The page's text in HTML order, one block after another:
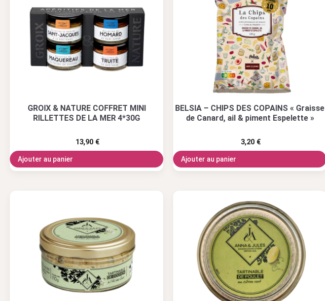
GROIX & NATURE COFFRET MINI
RILLETTES DE LA MER 4*30G
13,90 €
Ajouter au panier
BELSIA – CHIPS DES COPAINS « Graisse
de Canard, ail & piment Espelette »
3,20 €
Ajouter au panier